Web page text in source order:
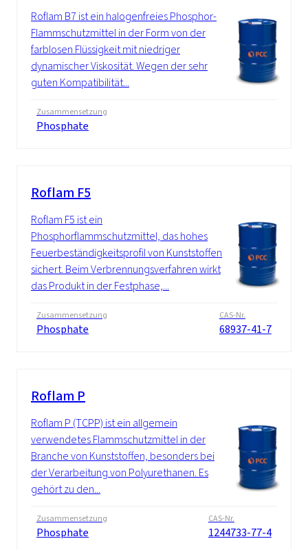
Roflam B7 ist ein halogenfreies Phosphor-
Flammschutzmittel in der Form von der
farblosen Flüssigkeit mit niedriger
dynamischer Viskosität. Wegen der sehr
guten Kompatibilität...
Zusammensetzung
Phosphate
Roflam F5
Roflam F5 ist ein
Phosphorflammschutzmittel, das hohes
Feuerbeständigkeitsprofil von Kunststoffen
sichert. Beim Verbrennungsverfahren wirkt
das Produkt in der Festphase,...
Zusammensetzung
Phosphate
CAS-Nr.
68937-41-7
Roflam P
Roflam P (TCPP) ist ein allgemein
verwendetes Flammschutzmittel in der
Branche von Kunststoffen, besonders bei
der Verarbeitung von Polyurethanen. Es
gehört zu den...
Zusammensetzung
Phosphate
CAS-Nr.
1244733-77-4